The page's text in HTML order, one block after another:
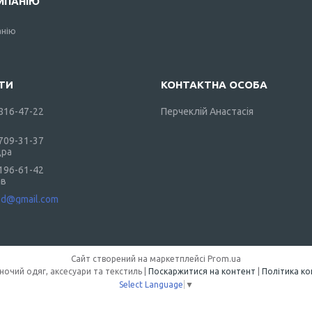
47-22
31-37
61-42
Перчеклій Анастасія
Сайт створений на маркетплейсі Prom.ua
Поскаржитися на контент
Політика
Select Language ▼